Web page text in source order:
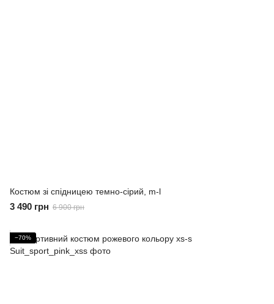
Костюм зі спідницею темно-сірий, m-l
3 490 грн 6 900 грн
−70%